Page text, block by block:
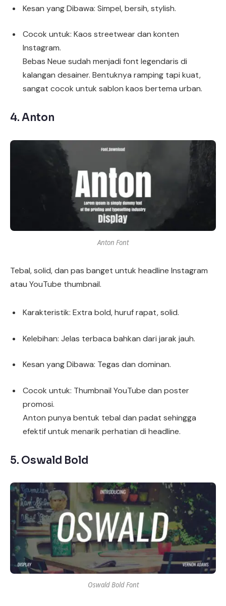
Kesan yang Dibawa: Simpel, bersih, stylish.
Cocok untuk: Kaos streetwear dan konten
Instagram.
Bebas Neue sudah menjadi font legendaris di
kalangan desainer. Bentuknya ramping tapi kuat,
sangat cocok untuk sablon kaos bertema urban.
4.Anton
Anton Font
Tebal, solid, dan pas banget untuk headline Instagram
atau YouTube thumbnail.
Karakteristik: Extra bold, huruf rapat, solid.
Kelebihan: Jelas terbaca bahkan dari jarak jauh.
Kesan yang Dibawa: Tegas dan dominan.
Cocok untuk: Thumbnail YouTube dan poster
promosi.
Anton punya bentuk tebal dan padat sehingga
efektif untuk menarik perhatian di headline.
5. Oswald Bold
Oswald Bold Font